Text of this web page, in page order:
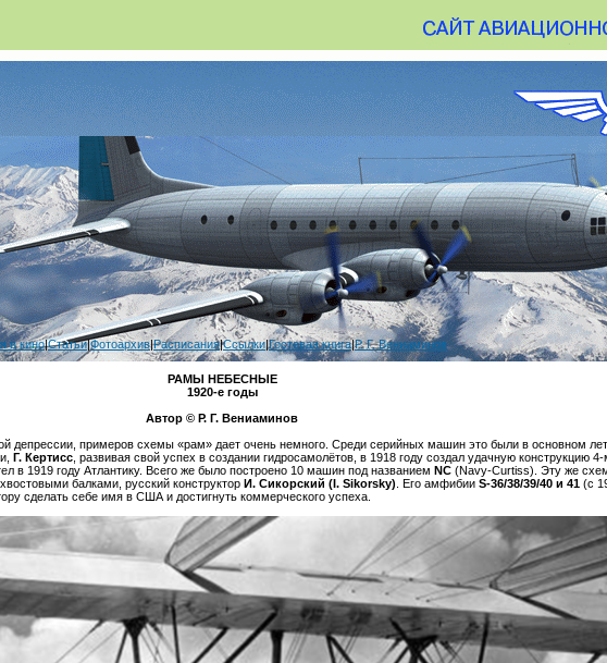
в кино|Статьи|Фотоархив|Расписания|Ссылки|Гостевая книга|Р. Г. Вениаминов
РАМЫ НЕБЕСНЫЕ
1920-е годы
Автор © Р. Г. Вениаминов
депрессии, примеров схемы «рам» дает очень немного. Среди серийных машин это были в основном
Г. Кертисс , развивая свой успех в создании гидросамолётов, в 1918 году создал удачную конструкцию
в 1919 году Атлантику. Всего же было построено 10 машин под названиемNC (Navy-Curtiss). Эту же
балками, русский конструкторИ. Сикорский (I. Sikorsky) . Его амфибииS-36/38/39/40 и 41 (с
сделать себе имя в США и достигнуть коммерческого успеха.